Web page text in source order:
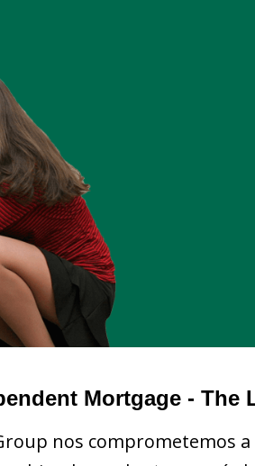
Mortgage - The
nos comprometemos